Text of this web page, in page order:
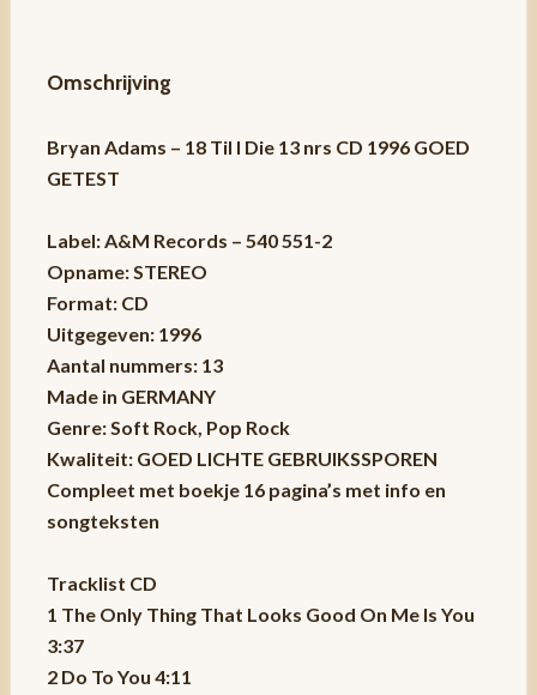
Omschrijving
Bryan Adams – 18 Til I Die 13 nrs CD 1996 GOED
GETEST
Label: A&M Records – 540 551-2
Opname: STEREO
Format: CD
Uitgegeven: 1996
Aantal nummers: 13
Made in GERMANY
Genre: Soft Rock, Pop Rock
Kwaliteit: GOED LICHTE GEBRUIKSSPOREN
Compleet met boekje 16 pagina’s met info en
songteksten
Tracklist CD
1 The Only Thing That Looks Good On Me Is You
3:37
2 Do To You 4:11